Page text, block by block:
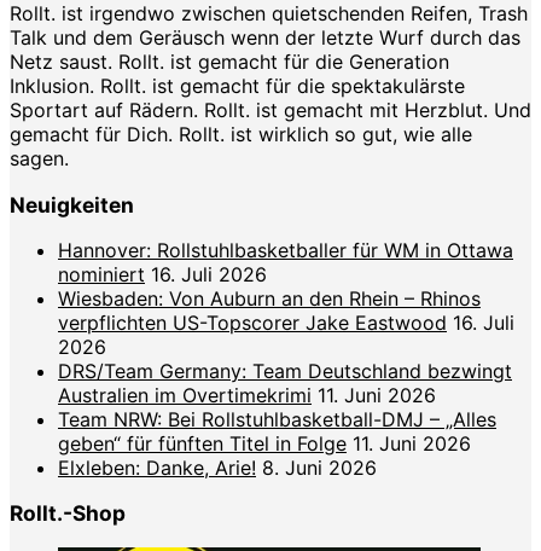
Rollt. ist irgendwo zwischen quietschenden Reifen, Trash
Talk und dem Geräusch wenn der letzte Wurf durch das
Netz saust. Rollt. ist gemacht für die Generation
Inklusion. Rollt. ist gemacht für die spektakulärste
Sportart auf Rädern. Rollt. ist gemacht mit Herzblut. Und
gemacht für Dich. Rollt. ist wirklich so gut, wie alle
sagen.
Neuigkeiten
Hannover: Rollstuhlbasketballer für WM in Ottawa
nominiert 16. Juli 2026
Wiesbaden: Von Auburn an den Rhein – Rhinos
verpflichten US-Topscorer Jake Eastwood 16. Juli
2026
DRS/Team Germany: Team Deutschland bezwingt
Australien im Overtimekrimi 11. Juni 2026
Team NRW: Bei Rollstuhlbasketball-DMJ – „Alles
geben“ für fünften Titel in Folge 11. Juni 2026
Elxleben: Danke, Arie! 8. Juni 2026
Rollt.-Shop